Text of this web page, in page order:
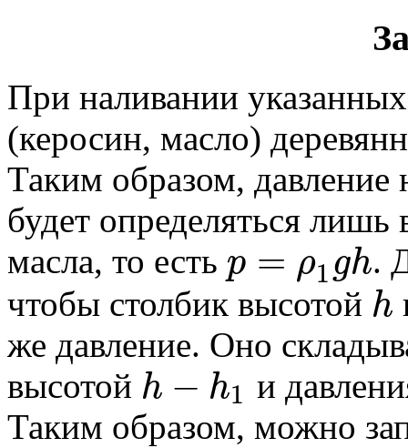
При наливании
(керосин, масло)
Таким образом,
будет определяться лишь
масла, то есть p = ρ1gh.
чтобы столбик высотой h
же давление. Оно
высотой h − h1 и
Таким образом, можно